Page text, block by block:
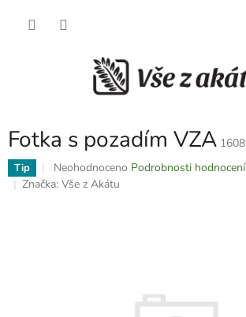
Fotka s pozadím VZA 1608
Tip
Průměrné
hodnocení
Neohodnoceno Podrobnosti hodnocení
Značka: Vše z Akátu